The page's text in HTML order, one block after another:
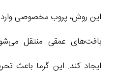
این روش، پروب مخصوصی وارد
بافت‌های عمقی منتقل
ایجاد کند. این گرما باعث